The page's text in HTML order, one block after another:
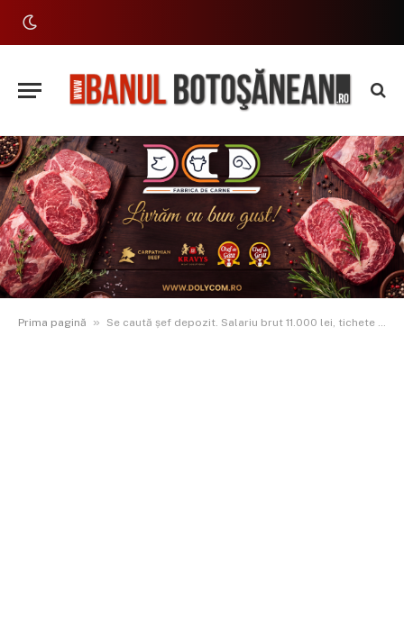
Prima pagină » Se caută șef depozit. Salariu brut 11.000 lei, tichete de masă și bonusuri anuale